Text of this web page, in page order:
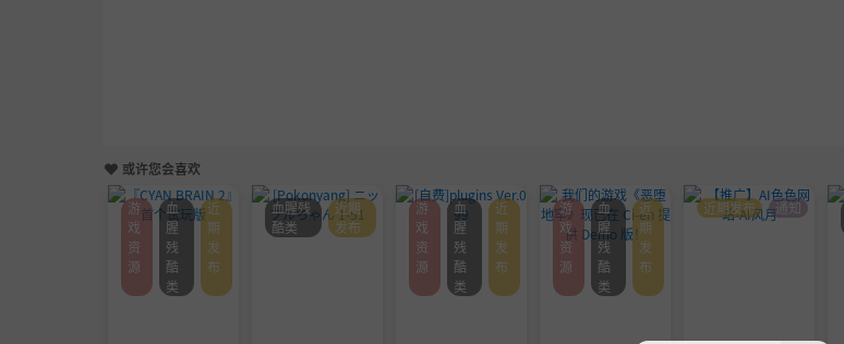
或许您会喜欢
游
戏
资
源
血
腥
残
酷
类
近
期
发
布
血腥残
酷类
近期
发布
游
戏
资
源
血
腥
残
酷
类
近
期
发
布
游
戏
资
源
血
腥
残
酷
类
近
期
发
布
近期发布 通知